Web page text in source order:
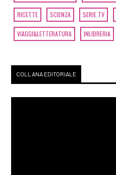
RICETTE SCIENZA SERIE TV
VIAGGI&LETTERATURA INLIBRERIA
COLLANA EDITORIALE